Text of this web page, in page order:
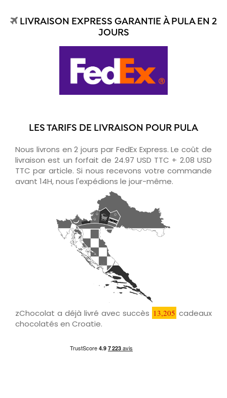
LIVRAISON EXPRESS GARANTIE À PULA EN 2
JOURS
LES TARIFS DE LIVRAISON POUR PULA
Nous livrons en 2 jours par FedEx Express. Le coût de
livraison est un forfait de 24.97 USD TTC + 2.08 USD
TTC par article. Si nous recevons votre commande
avant 14H, nous l'expédions le jour-même.
zChocolat a déjà livré avec succès 13,205 cadeaux
chocolatés en Croatie.